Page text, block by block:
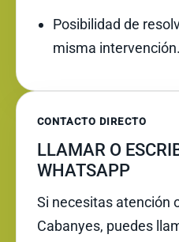
Posibilidad de
misma intervención.
CONTACTO DIRECTO
LLAMAR O
WHATSAPP
Si necesitas atención
Cabanyes, puedes